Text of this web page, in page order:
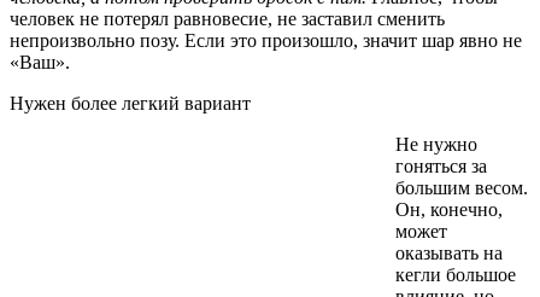
человек не потерял равновесие, не заставил сменить
непроизвольно позу. Если это произошло, значит шар явно не
«Ваш».
Нужен более легкий вариант
Не нужно
гоняться за
большим весом.
Он, конечно,
может
оказывать на
кегли большое